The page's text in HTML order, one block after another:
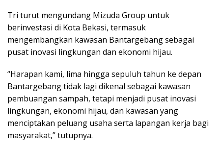
Tri turut mengundang Mizuda Group untuk
berinvestasi di Kota Bekasi, termasuk
mengembangkan kawasan Bantargebang sebagai
pusat inovasi lingkungan dan ekonomi hijau.
“Harapan kami, lima hingga sepuluh tahun ke depan
Bantargebang tidak lagi dikenal sebagai kawasan
pembuangan sampah, tetapi menjadi pusat inovasi
lingkungan, ekonomi hijau, dan kawasan yang
menciptakan peluang usaha serta lapangan kerja bagi
masyarakat,” tutupnya.